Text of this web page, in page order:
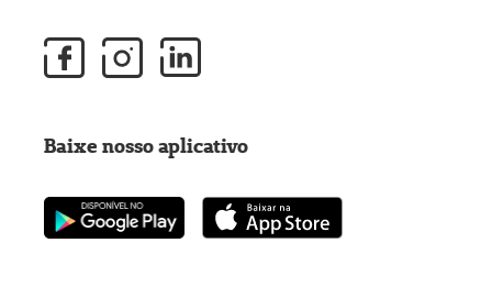
Baixe nosso aplicativo